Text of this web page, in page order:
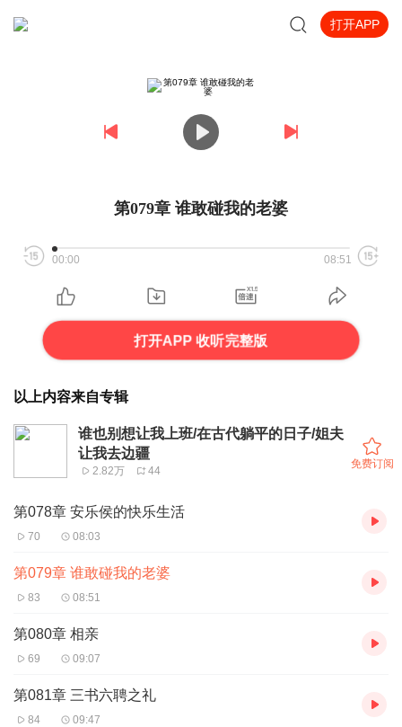
打开APP
第079章 谁敢碰我的老婆
00:00 08:51
打开APP 收听完整版
以上内容来自专辑
谁也别想让我上班/在古代躺平的日子/姐夫
让我去边疆
2.82万 44
免费订阅
第078章 安乐侯的快乐生活
70 08:03
第079章 谁敢碰我的老婆
83 08:51
第080章 相亲
69 09:07
第081章 三书六聘之礼
84 09:47